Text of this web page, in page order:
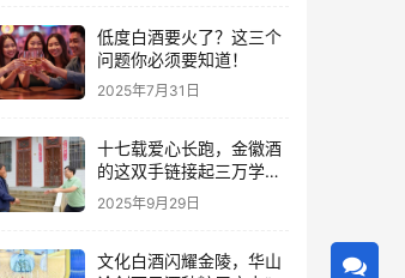
低度白酒要火了？这三个
问题你必须要知道！
2025年7月31日
十七载爱心长跑，金徽酒
的这双手链接起三万学子
的人生路
2025年9月29日
文化白酒闪耀金陵，华山